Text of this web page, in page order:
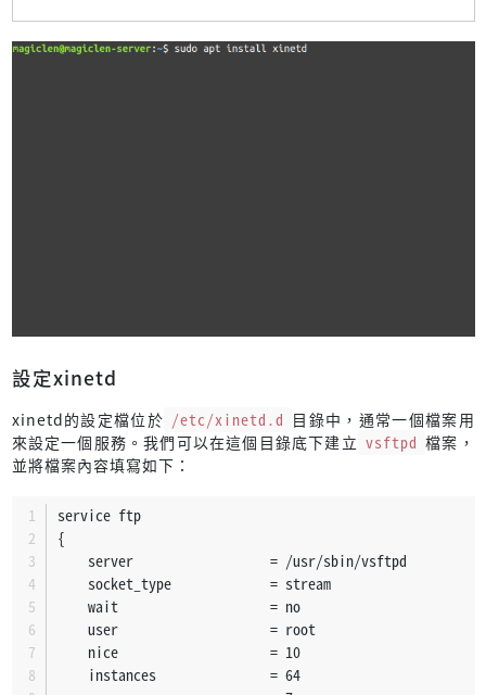
設定xinetd
xinetd的設定檔位於 /etc/xinetd.d 目錄中，通常一個檔案用
來設定一個服務。我們可以在這個目錄底下建立 vsftpd 檔案，
並將檔案內容填寫如下：
service ftp
{
    server                  = /usr/sbin/vsftpd
    socket_type             = stream
    wait                    = no
    user                    = root
    nice                    = 10
    instances               = 64